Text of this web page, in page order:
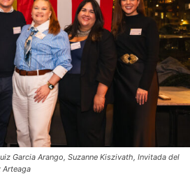
Garcia Arango, Suzanne Kiszivath, Invitada del
Arteaga